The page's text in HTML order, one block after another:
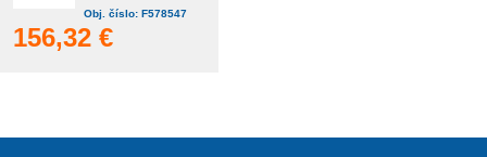
Obj. číslo: F578547
156,32 €